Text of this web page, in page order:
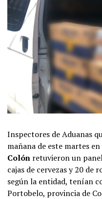
Inspectores de Aduanas
mañana de este martes
Colón retuvieron un
cajas de cervezas y 20 de
según la entidad, tenían
Portobelo, provincia de